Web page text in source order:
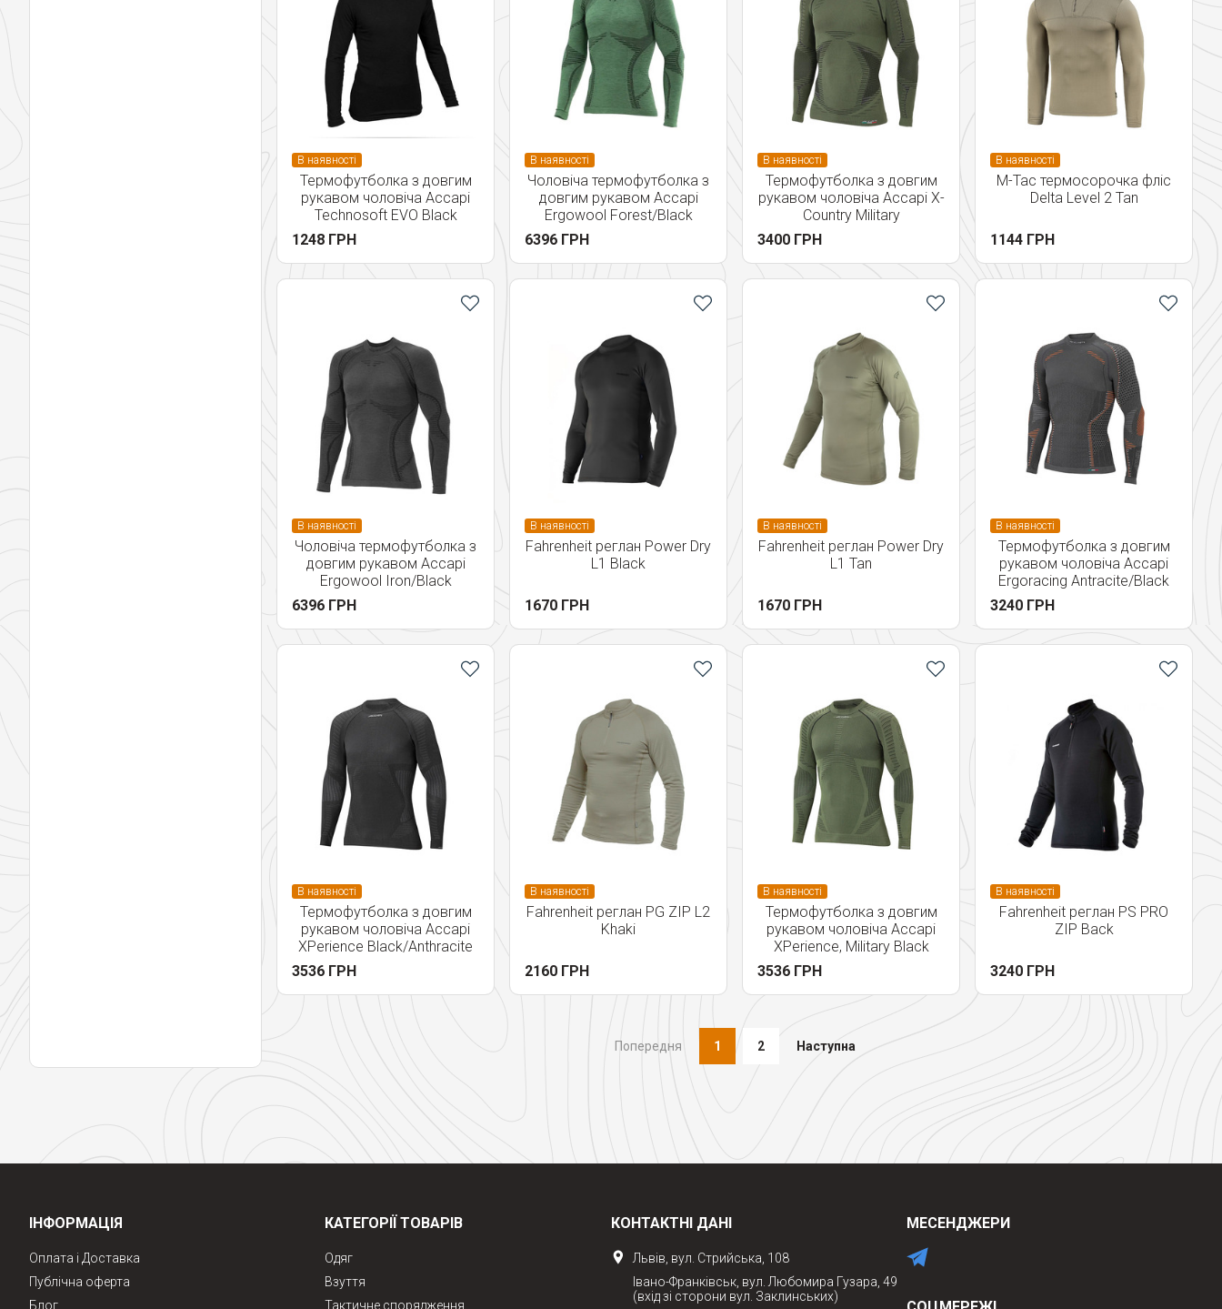
В наявності
Термофутболка з довгим
рукавом чоловіча Accapi
Technosoft EVO Black
1248 ГРН
В наявності
Чоловіча термофутболка з
довгим рукавом Accapi
Ergowool Forest/Black
6396 ГРН
В наявності
Термофутболка з довгим
рукавом чоловіча Accapi X-
Country Military
3400 ГРН
В наявності
M-Tac термосорочка фліс
Delta Level 2 Tan
1144 ГРН
В наявності
Чоловіча термофутболка з
довгим рукавом Accapi
Ergowool Iron/Black
6396 ГРН
В наявності
Fahrenheit реглан Power Dry
L1 Black
1670 ГРН
В наявності
Fahrenheit реглан Power Dry
L1 Tan
1670 ГРН
В наявності
Термофутболка з довгим
рукавом чоловіча Accapi
Ergoracing Antracite/Black
3240 ГРН
В наявності
Термофутболка з довгим
рукавом чоловіча Accapi
XPerience Black/Anthracite
3536 ГРН
В наявності
Fahrenheit реглан PG ZIP L2
Khaki
2160 ГРН
В наявності
Термофутболка з довгим
рукавом чоловіча Accapi
XPerience, Military Black
3536 ГРН
В наявності
Fahrenheit реглан PS PRO
ZIP Back
3240 ГРН
Попередня 1 2 Наступна
ІНФОРМАЦІЯ
Оплата і Доставка
Публічна оферта
Блог
КАТЕГОРІЇ ТОВАРІВ
Одяг
Взуття
Тактичне спорядження
КОНТАКТНІ ДАНІ
Львів, вул. Стрийська, 108
Івано-Франківськ, вул. Любомира Гузара, 49
(вхід зі сторони вул. Заклинських)
МЕСЕНДЖЕРИ